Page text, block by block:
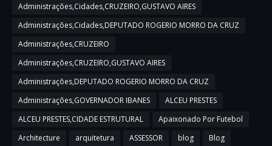
Administrações,Cidades,CRUZEIRO,GUSTAVO AIRES
Administrações,Cidades,DEPUTADO ROGERIO MORRO DA CRUZ
Administrações,CRUZEIRO
Administrações,CRUZEIRO,GUSTAVO AIRES
Administrações,DEPUTADO ROGERIO MORRO DA CRUZ
Administrações,GOVERNADOR IBANES
ALCEU PRESTES
ALCEU PRESTES,CIDADE ESTRUTURAL
Apaixonado Por Futebol
Architecture
arquitetura ASSESSOR blog
Blog